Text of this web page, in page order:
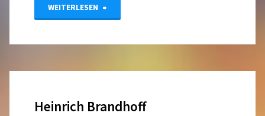
WEITERLESEN "Deutsches
Heinrich Brandhoff